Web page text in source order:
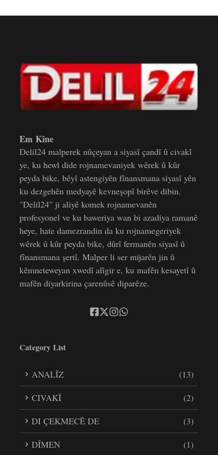
Em Kîne
Delil24 malperek nûçeyan a siyasî çandî û civakî
ye, ku hewl dide rojnamevaniyek wêrek û kûr
peyda bike, bêyî astengiyên fînansmana siyasî yên
ku dezgehên medyayê kevneşopî birêve dibin.
"Delil24" ji aliyê komek rojnamevanên
profesyonel ve ku baweriya wan bi azadiya ramanê
heye, hate damezrandin da ku rojnamegeriyek
wêrek û kûr peyda bike, dûrî fermanên siyasî û
fînansmana şertî. Malper li ser mijarên jin û
kêmneteweyan xwedî alîgir e, ku mafên kesayetî û
mafên diyarkirina çarenûsê diparêze.
Category List
ANALÎZ
(13)
CIVAKÎ
(2)
DI ÇEKMECÊ DE
(3)
DÎMEN
(1)